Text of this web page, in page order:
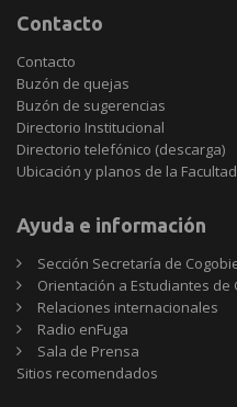
Contacto
Contacto
Buzón de quejas
Buzón de sugerencias
Directorio Institucional
Directorio telefónico (descarga)
Ubicación y planos de la Facultad
Ayuda e información
Sección Secretaría de
Orientación a Estudiantes de
Relaciones internacionales
Radio enFuga
Sala de Prensa
Sitios
Sitios recomendados